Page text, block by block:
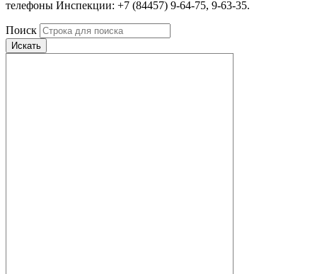
телефоны Инспекции: +7 (84457) 9-64-75, 9-63-35.
Поиск
Искать